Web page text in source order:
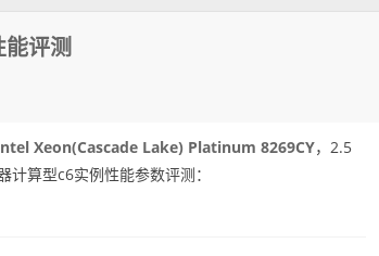
评测
Xeon(Cascade Lake) Platinum 8269CY，2.5
算型c6实例性能参数评测：